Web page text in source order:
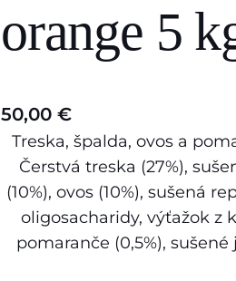
orange 5
50,00 €
Treska, špalda, ovos a
Čerstvá treska (27%),
(10%), ovos (10%), sušená
oligosacharidy, výťažok z
pomaranče (0,5%),